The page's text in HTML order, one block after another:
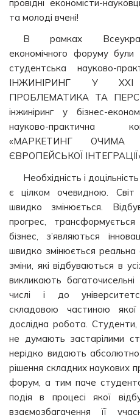
провідні економісти-
та молоді вчені!
В рамках
економічного форуму були
студентська науково-
ІНЖИНІРИНГ У ХХІ
ПРОБЛЕМАТИКА ТА
інжиніринг у бізнес-
науково-практична
«МАРКЕТИНГ
ЄВРОПЕЙСЬКОЇ
Необхідність і
є цілком очевидною. Світ
швидко змінюється.
прогрес, трансформується
бізнес, з’являються
швидко змінюється реальна
зміни, які відбуваються в
викликають
числі і до
складовою частиною
дослідна робота. Студенти,
не думають застарілими
нерідко видають абсолютно
рішення складних наукових
форум, а тим паче
подія в процесі якої
взаємозбагачення її